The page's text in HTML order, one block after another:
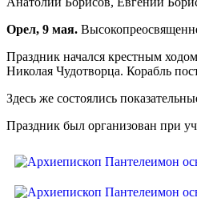
Орел, 9 мая.
Праздник начался крестным
Николая Чудотворца. Корабль
Здесь же состоялись
Праздник был организован при